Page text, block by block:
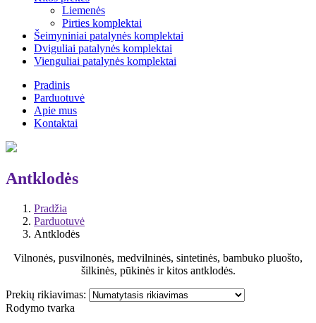
Liemenės
Pirties komplektai
Šeimyniniai patalynės komplektai
Dviguliai patalynės komplektai
Vienguliai patalynės komplektai
Pradinis
Parduotuvė
Apie mus
Kontaktai
Antklodės
Pradžia
Parduotuvė
Antklodės
Vilnonės, pusvilnonės, medvilninės, sintetinės, bambuko pluošto,
šilkinės, pūkinės ir kitos antklodės.
Prekių rikiavimas:
Rodymo tvarka